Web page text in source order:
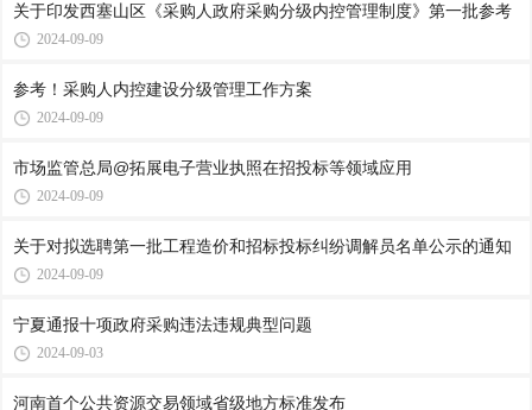
关于印发西塞山区《采购人政府采购分级内控管理制度》第一批参考
2024-09-09
参考！采购人内控建设分级管理工作方案
2024-09-09
市场监管总局@拓展电子营业执照在招投标等领域应用
2024-09-09
关于对拟选聘第一批工程造价和招标投标纠纷调解员名单公示的通知
2024-09-09
宁夏通报十项政府采购违法违规典型问题
2024-09-03
河南首个公共资源交易领域省级地方标准发布